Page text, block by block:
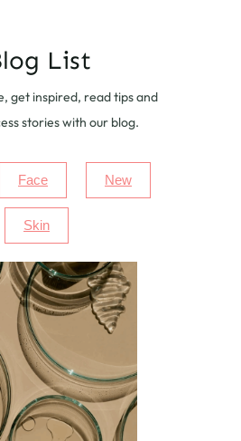
List
get inspired, read tips and
stories with our blog.
Face New
Skin